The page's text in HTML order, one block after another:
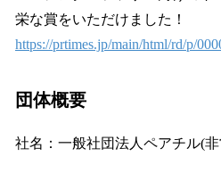
栄な賞をいただけました！
https://prtimes.jp/main/html/rd/p/
団体概要
社名：一般社団法人ペアチル(